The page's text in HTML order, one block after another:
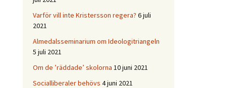
Varför vill inte Kristersson regera? 6 juli
2021
Almedalsseminarium om Ideologitriangeln
5 juli 2021
Om de ’räddade’ skolorna 10 juni 2021
Socialliberaler behövs 4 juni 2021